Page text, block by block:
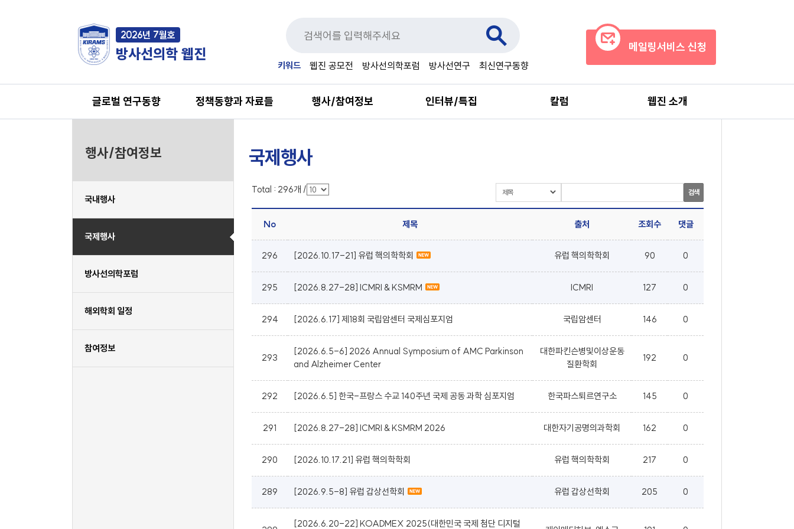
2026년 7월호
방사선의학 웹진
키워드 웹진 공모전 방사선의학포럼 방사선연구 최신연구동향
메일링서비스 신청
글로벌 연구동향 정책동향과 자료들 행사/참여정보 인터뷰/특집 칼럼 웹진 소개
행사/참여정보
국내행사
국제행사
방사선의학포럼
해외학회 일정
참여정보
국제행사
Total : 296개 / 검색
No 제목 출처 조회수 댓글
296 [2026.10.17-21] 유럽 핵의학학회 유럽 핵의학학회 90 0
295 [2026.8.27-28] ICMRI & KSMRM ICMRI 127 0
294 [2026.6.17] 제18회 국립암센터 국제심포지엄 국립암센터 146 0
293
[2026.6.5-6] 2026 Annual Symposium of AMC Parkinson
and Alzheimer Center
대한파킨슨병및이상운동
질환학회
192 0
292 [2026.6.5] 한국-프랑스 수교 140주년 국제 공동 과학 심포지엄 한국파스퇴르연구소 145 0
291 [2026.8.27-28] ICMRI & KSMRM 2026 대한자기공명의과학회 162 0
290 [2026.10.17.21] 유럽 핵의학학회 유럽 핵의학학회 217 0
289 [2026.9.5-8] 유럽 갑상선학회 유럽 갑상선학회 205 0
[2026.6.20-22] KOADMEX 2025(대한민국 국제 첨단 디지털